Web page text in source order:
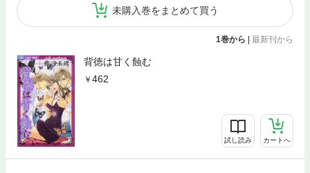
未購入巻をまとめて買う
1巻から 最新刊から
背徳は甘く蝕む
462
試し読み カートへ